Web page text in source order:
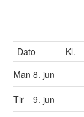
Dato Kl.
Man8. jun
Tir 9. jun